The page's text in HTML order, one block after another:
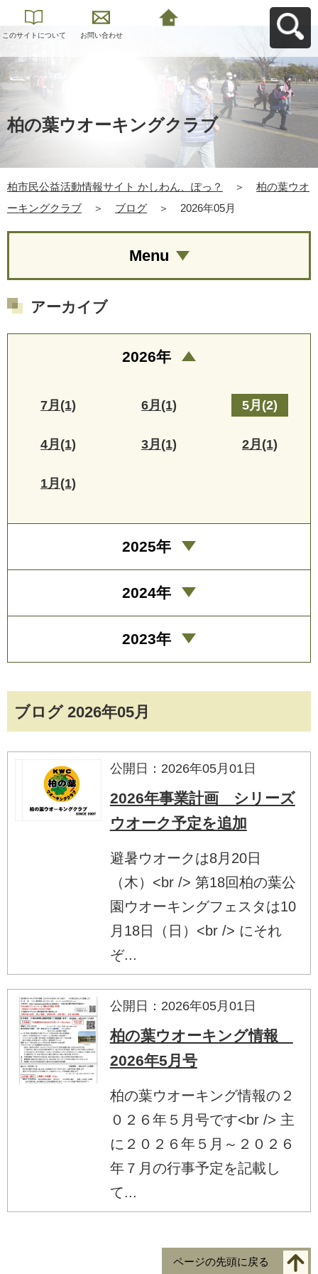
このサイトについて お問い合わせ
柏の葉ウオーキングクラブ
柏市民公益活動情報サイト かしわん、ぽっ？ ＞
柏の葉ウオ
ーキングクラブ
＞ ブログ ＞ 2026年05月
ブログ 2026年05月
公開日：2026年05月01日
2026年事業計画 シリーズ
ウオーク予定を追加
避暑ウオークは8月20日
（木）<br /> 第18回柏の葉公
園ウオーキングフェスタは10
月18日（日）<br /> にそれ
ぞ...
公開日：2026年05月01日
柏の葉ウオーキング情報
2026年5月号
柏の葉ウオーキング情報の２
０２６年５月号です<br /> 主
に２０２６年５月～２０２６
年７月の行事予定を記載し
て...
Menu
アーカイブ
2026年
7月(1) 6月(1) 5月(2)
4月(1) 3月(1) 2月(1)
1月(1)
2025年
2024年
2023年
ページの先頭に戻る